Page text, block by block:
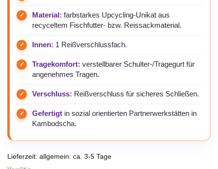
Material: farbstarkes Upcycling-Unikat aus
recyceltem Fischfutter- bzw. Reissackmaterial.
Innen: 1 Reißverschlussfach.
Tragekomfort: verstellbarer Schulter-/Tragegurt für
angenehmes Tragen.
Verschluss: Reißverschluss für sicheres Schließen.
Gefertigt in sozial orientierten Partnerwerkstätten in
Kambodscha.
Lieferzeit: allgemein: ca. 3-5 Tage